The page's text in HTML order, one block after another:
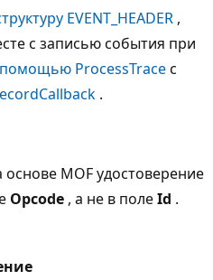
EVENT_HEADER ,
с записью события при
ProcessTraceс
.
MOF удостоверение
Opcode , а не в полеId .